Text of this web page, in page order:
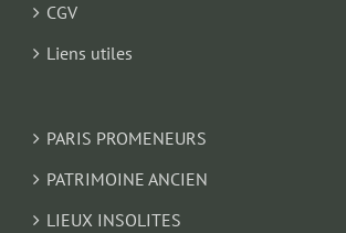
CGV
Liens utiles
PARIS PROMENEURS
PATRIMOINE ANCIEN
LIEUX INSOLITES